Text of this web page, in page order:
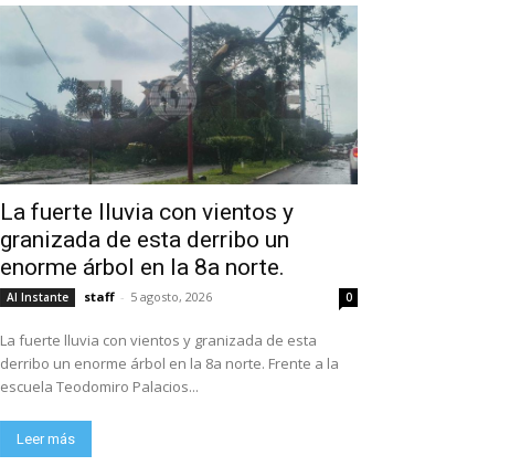
La fuerte lluvia con vientos y
granizada de esta derribo un
enorme árbol en la 8a norte.
Al Instante staff - 5 agosto, 2026 0
La fuerte lluvia con vientos y granizada de esta
derribo un enorme árbol en la 8a norte. Frente a la
escuela Teodomiro Palacios...
Leer más